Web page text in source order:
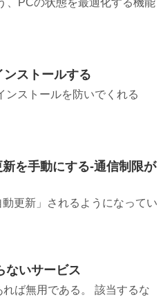
、PCの状態を最適化する機能
ストールする
ンストールを防いでくれる
を手動にする‐通信制限が
更新」されるようになってい
いサービス
ば無用である。 該当するな